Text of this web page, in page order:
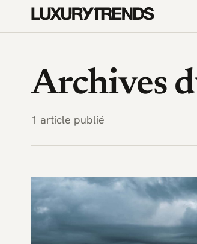
Archives
1 article publié